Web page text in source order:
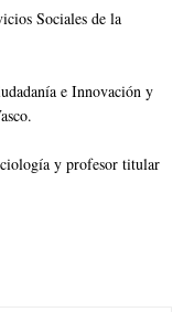
Sociales de la
e Innovación y
y profesor titular